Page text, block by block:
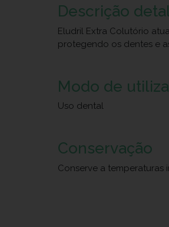
Descrição
Eludril Extra Colutório
protegendo os dentes e
Modo de
Uso dental
Conservação
Conserve a temperaturas